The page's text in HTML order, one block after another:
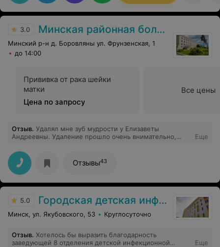
3.0 Минская районная больница
Минский р-н д. Боровляны ул. Фрунзенская, 1
до 14:00
Прививка от рака шейки
матки
Цена по запросу
Все цены
Отзыв. Удалял мне зуб мудрости у Елизаветы
Андреевны. Удаление прошло очень внимательно,
отлично зажило. Хочу выразить слова благодарности
настоящему профессионалу своего дела. Спасибо Вам
огромное!!!
Еще
Отзывы43
5.0 Городская детская инфекционная клиническая больница
Минск, ул. Якубовского, 53 Круглосуточно
Отзыв. Хотелось бы выразить благодарность
заведующей 8 отделения детской инфекционной
Еще